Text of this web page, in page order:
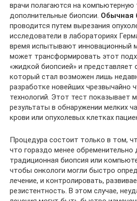
врачи полагаются на
дополнительные биопсии. Обычная
проводится путем вырезания
исследователи в лабораториях
время испытывают инновационный
может трансформировать этот
«жидкой биопсией» и представляет
который стал возможен лишь
разработке новейших чрезвычайно
технологий. Этот тест
результаты в обнаружении мелких
крови или опухолевых клетках
Процедура состоит только в том,
что гораздо менее обременительно
традиционная биопсия или
чтобы онкологи могли быстро
лечение, и контролировать,
резистентность. В этом случае,